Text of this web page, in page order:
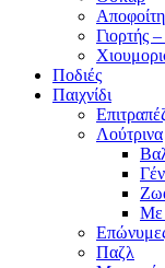
Γιορτής
Ποδιές
Παιχνίδι
Λούτρινα
Με
Παζλ